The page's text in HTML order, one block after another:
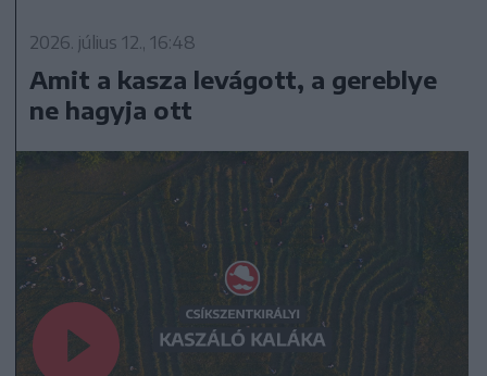
2026. július 12., 16:48
Amit a kasza levágott, a gereblye
ne hagyja ott